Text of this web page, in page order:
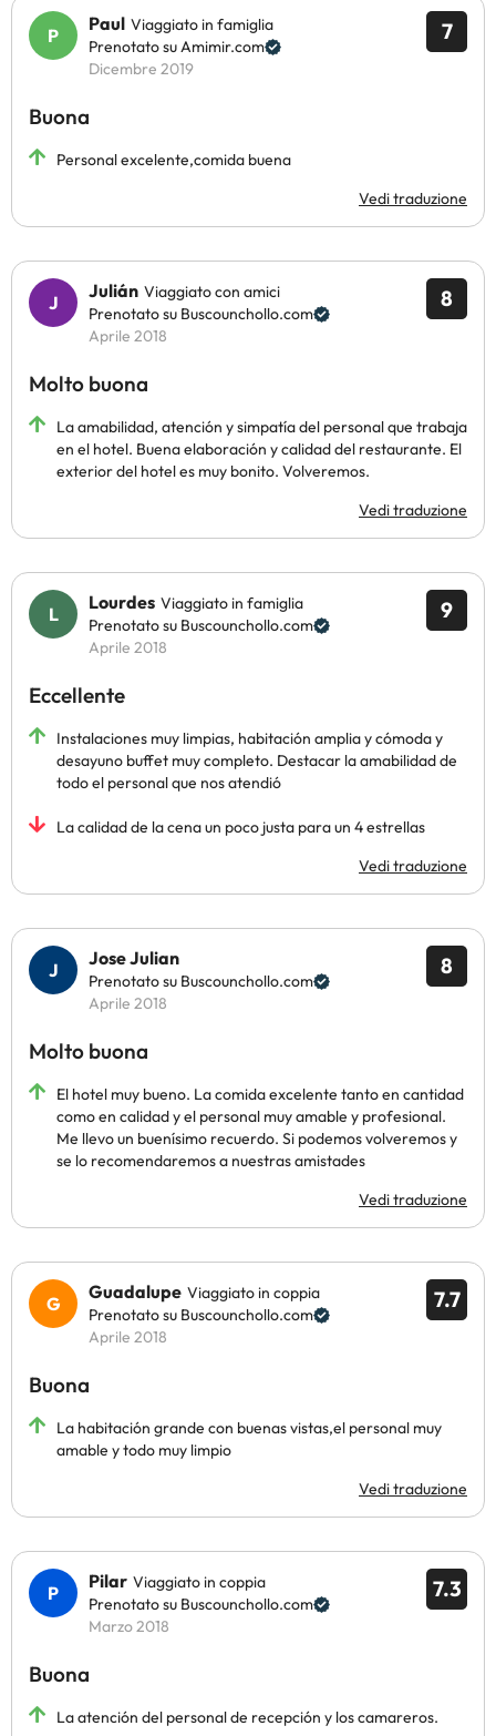
7
Paul Viaggiato in famiglia
Prenotato su Amimir.com
Dicembre 2019
Buona
Personal excelente,comida buena
Vedi traduzione
8
Julián Viaggiato con amici
Prenotato su Buscounchollo.com
Aprile 2018
Molto buona
La amabilidad, atención y simpatía del personal que trabaja
en el hotel. Buena elaboración y calidad del restaurante. El
exterior del hotel es muy bonito. Volveremos.
Vedi traduzione
9
Lourdes Viaggiato in famiglia
Prenotato su Buscounchollo.com
Aprile 2018
Eccellente
Instalaciones muy limpias, habitación amplia y cómoda y
desayuno buffet muy completo. Destacar la amabilidad de
todo el personal que nos atendió
La calidad de la cena un poco justa para un 4 estrellas
Vedi traduzione
8
Jose Julian
Prenotato su Buscounchollo.com
Aprile 2018
Molto buona
El hotel muy bueno. La comida excelente tanto en cantidad
como en calidad y el personal muy amable y profesional.
Me llevo un buenísimo recuerdo. Si podemos volveremos y
se lo recomendaremos a nuestras amistades
Vedi traduzione
7.7
Guadalupe Viaggiato in coppia
Prenotato su Buscounchollo.com
Aprile 2018
Buona
La habitación grande con buenas vistas,el personal muy
amable y todo muy limpio
Vedi traduzione
7.3
Pilar Viaggiato in coppia
Prenotato su Buscounchollo.com
Marzo 2018
Buona
La atención del personal de recepción y los camareros.